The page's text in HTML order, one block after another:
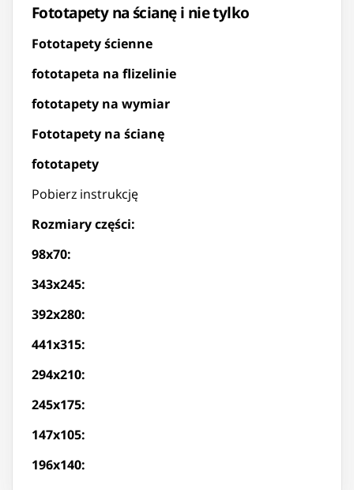
Fototapety na ścianę i nie tylko
Fototapety ścienne
fototapeta na flizelinie
fototapety na wymiar
Fototapety na ścianę
fototapety
Pobierz instrukcję
Rozmiary części:
98x70:
343x245:
392x280:
441x315:
294x210:
245x175:
147x105:
196x140: